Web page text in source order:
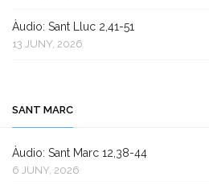
Àudio: Sant Lluc 2,41-51
13 JUNY, 2026
SANT MARC
Àudio: Sant Marc 12,38-44
6 JUNY, 2026